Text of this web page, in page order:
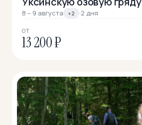
8 – 9 августа +2 ·2 дня
ОТ
13 200 ₽